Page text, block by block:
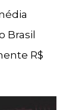
Brasil
R$